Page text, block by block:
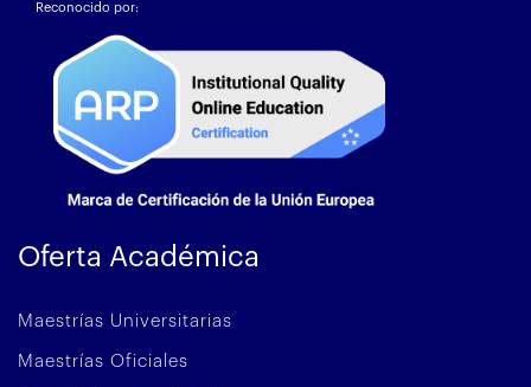
Reconocido por:
Oferta Académica
Maestrías Universitarias
Maestrías Oficiales